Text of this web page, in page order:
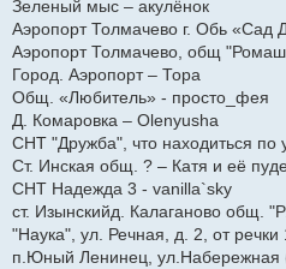
Зеленый мыс – акулёнок
Аэропорт Толмачево г. Обь «Сад
Аэропорт Толмачево, общ
Город. Аэропорт – Тора
Общ. «Любитель» - просто_фея
Д. Комаровка – Olenyusha
СНТ "Дружба", что находиться по
Ст. Инская общ. ? – Катя и её
СНТ Надежда 3 - vanilla`sky
ст. Изынскийд. Калаганово общ.
"Наука", ул. Речная, д. 2, от
п.Юный Ленинец, ул.Набережная